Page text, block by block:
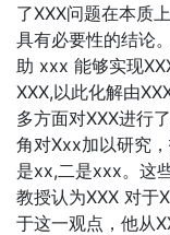
了XXX问题在本质
具有必要性的结论
助 xxx 能够实现
XXX,以此化解由
多方面对XXX进行
角对Xxx加以研究
是xx,二是xxx。这
教授认为XXX 对于
于这一观点，他从